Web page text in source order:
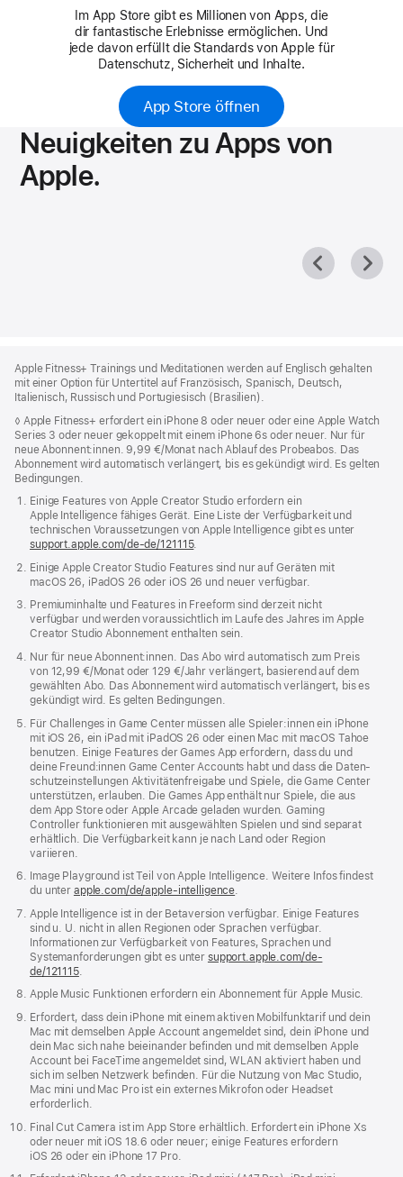
Schach
verwaltung
System­
informationen
Terminal TestFlight Texas Hold’em
TextEdit Tiefe Time Machine
Tipps Uhr Unterstützung
Dienst­programm
Vorschau Wecker Weltuhr
Windows
Migrations­
Xcode
Im App Store gibt es Millionen von Apps, die
dir fantastische Erlebnisse ermöglichen. Und
jede davon erfüllt die Standards von Apple für
Datenschutz, Sicherheit und Inhalte.
App Store öffnen
Neuigkeiten zu Apps von
Apple.
Footer
Apple Fitness+ Trainings und Meditationen werden auf Englisch gehalten
mit einer Option für Untertitel auf Französisch, Spanisch, Deutsch,
Italienisch, Russisch und Portugiesisch (Brasilien).
◊ Apple Fitness+ erfordert ein iPhone 8 oder neuer oder eine Apple Watch
Series 3 oder neuer gekoppelt mit einem iPhone 6s oder neuer. Nur für
neue Abonnent:innen. 9,99 €/Monat nach Ablauf des Probeabos. Das
Abonnement wird automatisch verlängert, bis es gekündigt wird. Es gelten
Bedingungen.
Einige Features von Apple Creator Studio erfordern ein
Apple Intelligence fähiges Gerät. Eine Liste der Verfügbarkeit und
technischen Voraussetzungen von Apple Intelligence gibt es unter
support.apple.com/de-de/121115.
Einige Apple Creator Studio Features sind nur auf Geräten mit
macOS 26, iPadOS 26 oder iOS 26 und neuer verfügbar.
Premiuminhalte und Features in Freeform sind derzeit nicht
verfügbar und werden voraussichtlich im Laufe des Jahres im Apple
Creator Studio Abonnement enthalten sein.
Nur für neue Abonnent:innen. Das Abo wird automatisch zum Preis
von 12,99 €/Monat oder 129 €/Jahr verlängert, basierend auf dem
gewählten Abo. Das Abonnement wird automatisch verlängert, bis es
gekündigt wird. Es gelten Bedingungen.
Für Challenges in Game Center müssen alle Spieler:innen ein iPhone
mit iOS 26, ein iPad mit iPadOS 26 oder einen Mac mit macOS Tahoe
be­nutzen. Einige Features der Games App erfordern, dass du und
deine Freund:innen Game Center Accounts habt und dass die Daten­
schutz­einstellungen Aktivi­tätenfreigabe und Spiele, die Game Center
unter­stützen, erlauben. Die Games App enthält nur Spiele, die aus
dem App Store oder Apple Arcade geladen wurden. Gaming
Controller funk­ti­o­nieren mit aus­gewählten Spielen und sind separat
erhält­lich. Die Verfüg­barkeit kann je nach Land oder Region
variieren.
Image Playground ist Teil von Apple Intelligence. Weitere Infos findest
du unter apple.com/de/apple-intelligence.
Apple Intelligence ist in der Betaversion verfügbar. Einige Features
sind u. U. nicht in allen Regionen oder Sprachen verfügbar.
Informationen zur Verfügbarkeit von Features, Sprachen und
System­anforderungen gibt es unter support.apple.com/de-
de/121115.
Apple Music Funk­tionen erfordern ein Abonne­ment für Apple Music.
Erfordert, dass dein iPhone mit einem aktiven Mobilfunktarif und dein
Mac mit demselben Apple Account angemeldet sind, dein iPhone und
dein Mac sich nahe beieinander befinden und mit demselben Apple
Account bei FaceTime angemeldet sind, WLAN aktiviert haben und
sich im selben Netzwerk befinden. Für die Nutzung von Mac Studio,
Mac mini und Mac Pro ist ein externes Mikrofon oder Headset
erforderlich.
Final Cut Camera ist im App Store erhältlich. Erfordert ein iPhone XS
oder neuer mit iOS 18.6 oder neuer; einige Features erfordern
iOS 26 oder ein iPhone 17 Pro.